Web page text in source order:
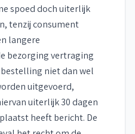
spoed doch uiterlijk
tenzij consument
langere
bezorging vertraging
niet dan wel
uitgevoerd,
uiterlijk 30 dagen
heeft bericht. De